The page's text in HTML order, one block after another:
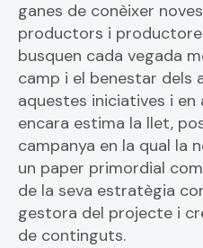
ganes de conèixer
productors i
busquen cada vegada
camp i el benestar dels
aquestes iniciatives i
encara estima la llet,
campanya en la qual la
un paper primordial
de la seva estratègia
gestora del projecte i
de continguts.